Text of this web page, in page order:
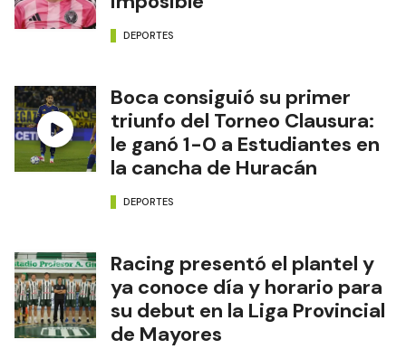
DEPORTES
Boca consiguió su primer
triunfo del Torneo Clausura:
le ganó 1-0 a Estudiantes en
la cancha de Huracán
DEPORTES
Racing presentó el plantel y
ya conoce día y horario para
su debut en la Liga Provincial
de Mayores